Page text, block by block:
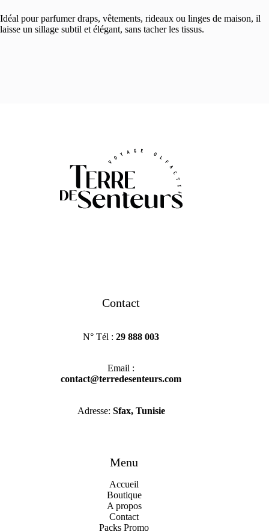
Idéal pour parfumer draps, vêtements, rideaux ou linges de maison, il
laisse un sillage subtil et élégant, sans tacher les tissus.
Contact
N° Tél :29 888 003
Email :
contact@terredesenteurs.com
Adresse: Sfax, Tunisie
Menu
Accueil
Boutique
A propos
Contact
Packs Promo